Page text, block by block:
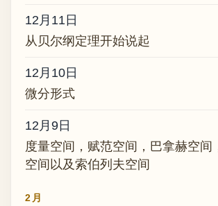
12月11日
从贝尔纲定理开始说起
12月10日
微分形式
12月9日
度量空间，赋范空间，巴拿赫空间
空间以及索伯列夫空间
2月